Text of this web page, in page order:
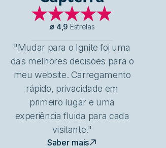
Capterra
∅ 4,9 Estrelas
"Mudar para o Ignite foi uma
das melhores decisões para o
meu website. Carregamento
rápido, privacidade em
primeiro lugar e uma
experiência fluida para cada
visitante."
Saber mais